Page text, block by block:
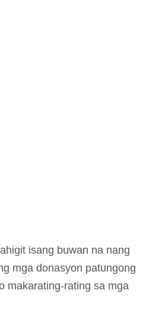
isang buwan na nang
mga donasyon patungong
makarating-rating sa mga